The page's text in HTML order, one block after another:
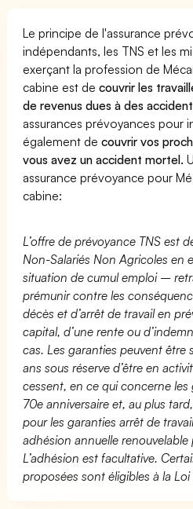
Le principe de l'assurance
indépendants, les TNS et les
exerçant la profession de
cabine est decouvrir les
de revenus dues à des
assurances prévoyances pour
également decouvrir vos
vous avez un accident mortel.
assurance prévoyance pour
cabine:
L’offre de prévoyance TNS est
Non-Salariés Non Agricoles en
situation de cumul emploi –
prémunir contre les
décès et d’arrêt de travail en
capital, d’une rente ou
cas. Les garanties peuvent être
ans sous réserve d’être en
cessent, en ce qui concerne
70e anniversaire et, au plus
pour les garanties arrêt de
adhésion annuelle
L’adhésion est facultative.
proposées sont éligibles à la Loi